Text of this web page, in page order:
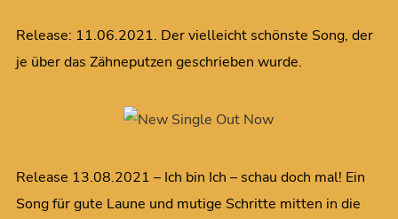
Release: 11.06.2021. Der vielleicht schönste Song, der
je über das Zähneputzen geschrieben wurde.
Release 13.08.2021 – Ich bin Ich – schau doch mal! Ein
Song für gute Laune und mutige Schritte mitten in die